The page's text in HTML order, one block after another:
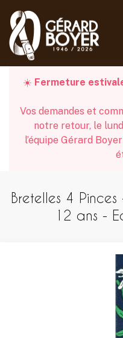
☀️ Fermeture
Vos demandes et
notre retour, le
l’équipe Gérard
Bretelles 4
12 ans -